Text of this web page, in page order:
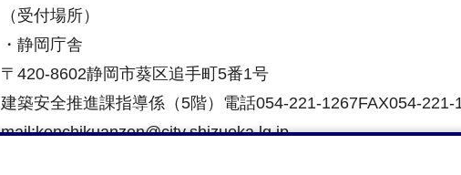
（受付場所）
・静岡庁舎
〒420-8602静岡市葵区追手町5番1号
建築安全推進課指導係（5階）電話054-221-1267FAX054-221-
mail:kenchikuanzen@city.shizuoka.lg.jp